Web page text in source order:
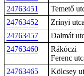
24763451
Temető
24763452
Zrínyi utca
24763457
Dalmát
24763460
Rákóczi
Ferenc
24763465 Kölcsey